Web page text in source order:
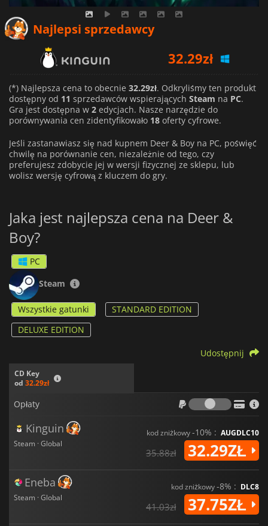
Najlepsi sprzedawcy
37.75zł
67.49zł
(*) Najlepsza cena to obecnie 32.29zł. Odkryliśmy ten produkt
dostępny od 11 sprzedawców wspierających Steam na PC.
Gra jest dostępna w 2 edycjach. Nasze narzędzie do
porównywania cen zidentyfikowało 18 oferty cyfrowe.
Jeśli zastanawiasz się nad kupnem Deer & Boy na PC, poświęć
chwilę na porównanie cen, niezależnie od tego, czy
preferujesz zdobycie jej w wersji fizycznej ze sklepu, lub
wolisz wersję cyfrową z kluczem do gry.
Jaka jest najlepsza cena na Deer &
Boy?
PC
Steam
Wszystkie gatunki
STANDARD EDITION
DELUXE EDITION
CD Key
od 32.29zł
Udostępnij
Opłaty
Opłaty
Kinguin
Steam · Global
kod zniżkowy-10% : AUGDLC10
35.88zł 32.29ZŁ
Eneba
Steam · Global
kod zniżkowy-8% : DLC8
41.03zł 37.75ZŁ